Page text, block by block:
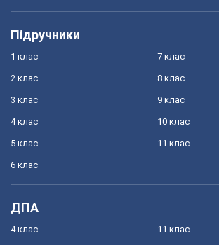
Підручники
1 клас
2 клас
3 клас
4 клас
5 клас
6 клас
7 клас
8 клас
9 клас
10 клас
11 клас
ДПА
4 клас 11 клас